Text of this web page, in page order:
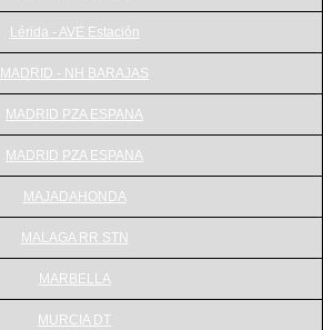
Lérida - AVE Estación
MADRID - NH BARAJAS
MADRID PZA ESPANA
MADRID PZA ESPANA
MAJADAHONDA
MALAGA RR STN
MARBELLA
MURCIA DT